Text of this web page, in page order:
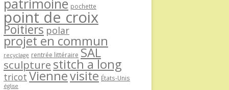
patrimoine pochette
point de croix
Poitiers polar
projet en commun
recyclage rentrée littéraire SAL
sculpture stitch a long
tricot Viennevisite États-Unis
église